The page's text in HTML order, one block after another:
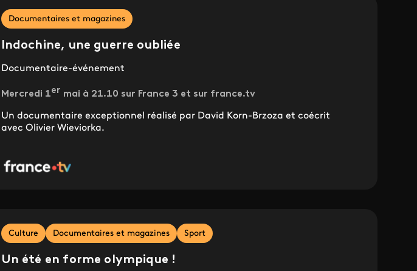
Documentaires et magazines
Indochine, une guerre oubliée
Documentaire-événement
Mercredi 1er mai à 21.10 sur France 3 et sur france.tv
Un documentaire exceptionnel réalisé par David Korn-Brzoza et coécrit
avec Olivier Wieviorka.
Culture Documentaires et magazines Sport
Un été en forme olympique !